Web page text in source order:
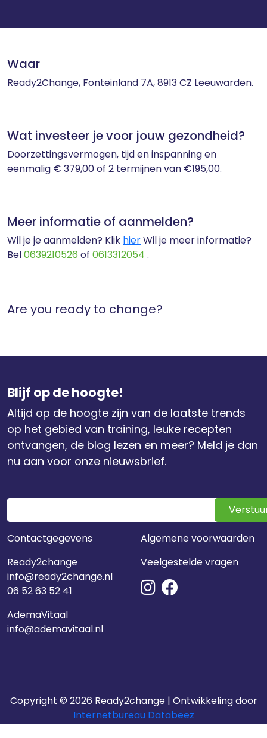
Waar
Ready2Change, Fonteinland 7A, 8913 CZ Leeuwarden.
Wat investeer je voor jouw gezondheid?
Doorzettingsvermogen, tijd en inspanning en
eenmalig € 379,00 of 2 termijnen van €195,00.
Meer informatie of aanmelden?
Wil je je aanmelden? Klik hierWil je meer informatie?
Bel0639210526 of 0613312054 .
Are you ready to change?
Blijf op de hoogte!
Altijd op de hoogte zijn van de laatste trends
op het gebied van training, leuke recepten
ontvangen, de blog lezen en meer? Meld je dan
nu aan voor onze nieuwsbrief.
Contactgegevens
Ready2change
info@ready2change.nl
06 52 63 52 41
AdemaVitaal
info@ademavitaal.nl
Algemene voorwaarden
Veelgestelde vragen
Copyright © 2026 Ready2change | Ontwikkeling door
Internetbureau Databeez